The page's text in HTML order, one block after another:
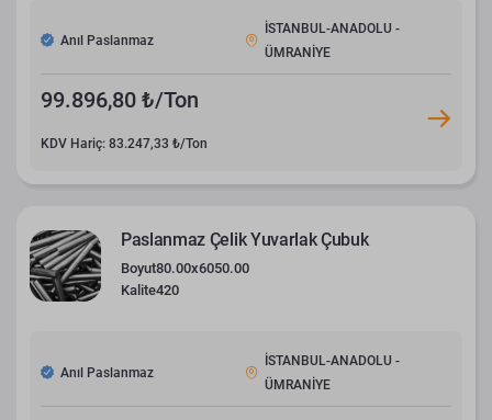
Anıl Paslanmaz
İSTANBUL-ANADOLU -
ÜMRANİYE
99.896,80 ₺/Ton
KDV Hariç: 83.247,33 ₺/Ton
Paslanmaz Çelik Yuvarlak Çubuk
Boyut80.00x6050.00
Kalite420
Anıl Paslanmaz
İSTANBUL-ANADOLU -
ÜMRANİYE